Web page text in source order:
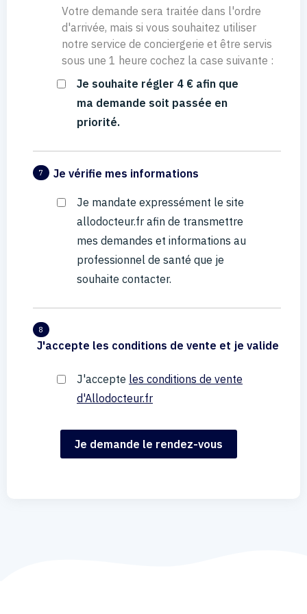
Votre demande sera traitée dans l'ordre
d'arrivée, mais si vous souhaitez utiliser
notre service de conciergerie et être servis
sous une 1 heure cochez la case suivante :
Je souhaite régler 4 € afin que
ma demande soit passée en
priorité.
7 Je vérifie mes informations
Je mandate expressément le site
allodocteur.fr afin de transmettre
mes demandes et informations au
professionnel de santé que je
souhaite contacter.
8
J'accepte les conditions de vente et je valide
J'accepte les conditions de vente
d'Allodocteur.fr